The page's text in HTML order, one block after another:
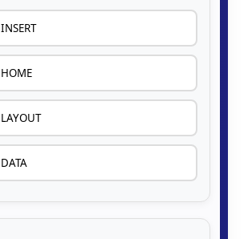
INSERT
HOME
LAYOUT
DATA